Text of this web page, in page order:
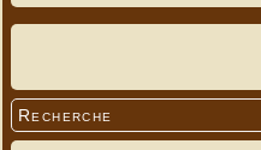
Recherche